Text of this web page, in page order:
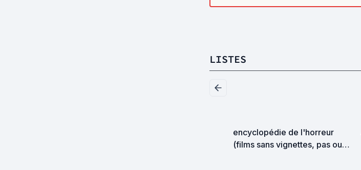
LISTES
encyclopédie de l'horreur
(films sans vignettes, pas ou